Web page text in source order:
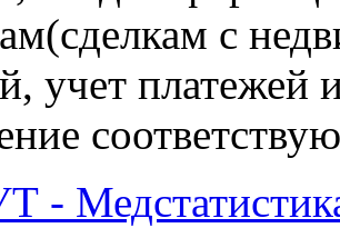
с
учет платежей
-